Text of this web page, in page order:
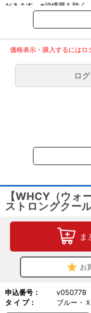
だきます。※沖縄県を除く
※2017年11月14日（火）
回のご注文金額（税込）
ご了承のほどよろしくお願
弊社都合でお届けが２回
のみで新たな送料は発生
大型商品送料が必要な商
負担頂きます。
受けます。
価格表示・購入するにはロ
ロ
【WHCY（ウォ
ストロングクー
ま
お
申込番号：
v050778
タ イ プ：
ブルー・